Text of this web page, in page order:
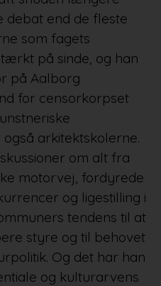
debat end de fleste
som fagets
på sinde, og han
på Aalborg
for censorkorpset
arkitektskolerne.
om alt fra
motorvej, fordyrede
og ligestilling i
tendens til at
styre og til behovet
Og det har han
og kulturarvens